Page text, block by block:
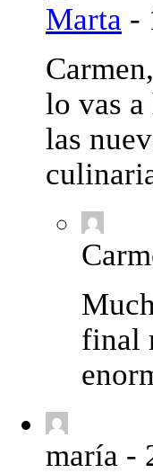
Marta -
lo vas
las
final
maría -